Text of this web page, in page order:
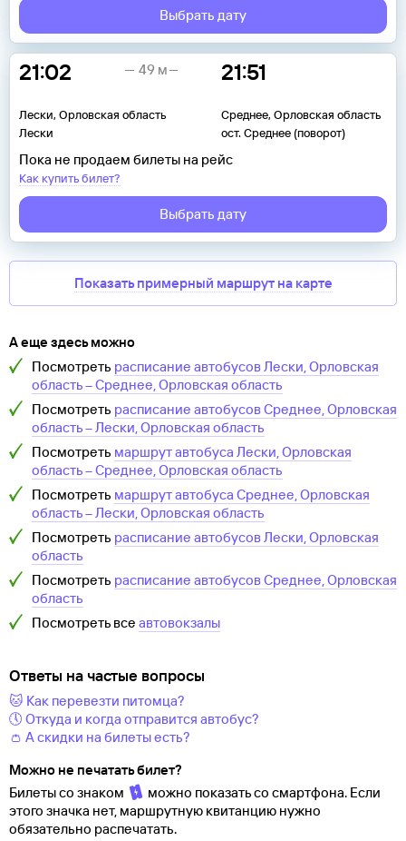
Выбрать дату
21:02
Лески, Орловская область
Лески
21:51
Среднее, Орловская область
ост. Среднее (поворот)
49 м
Пока не продаем билеты на рейс
Как купить билет?
Выбрать дату
Показать примерный маршрут на карте
А еще здесь можно
Посмотреть расписание автобусовЛески, Орловская
область–Среднее, Орловская область
Посмотреть расписание автобусовСреднее, Орловская
область–Лески, Орловская область
Посмотреть маршрут автобуса Лески, Орловская
область–Среднее, Орловская область
Посмотреть маршрут автобуса Среднее, Орловская
область–Лески, Орловская область
Посмотреть расписание автобусовЛески, Орловская
область
Посмотреть расписание автобусовСреднее, Орловская
область
Посмотреть все автовокзалы
Ответы на частые вопросы
🐱 Как перевезти питомца?
🕔 Откуда и когда отправится автобус?
👛 А скидки на билеты есть?
Можно не печатать билет?
Билеты со знаком
можно показать со смартфона. Если
этого значка нет, маршрутную квитанцию нужно
обязательно распечатать.